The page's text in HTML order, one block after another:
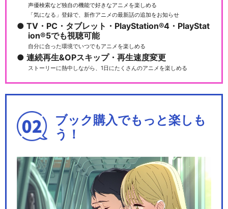
声優検索など独自の機能で好きなアニメを楽しめる
「気になる」登録で、新作アニメの最新話の追加をお知らせ
TV・PC・タブレット・PlayStation®4・PlayStat
ion®5でも視聴可能
自分に合った環境でいつでもアニメを楽しめる
連続再生&OPスキップ・再生速度変更
ストーリーに熱中しながら、1日にたくさんのアニメを楽しめる
ブック購入でもっと楽しも
う！